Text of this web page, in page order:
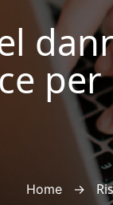
per
Home →